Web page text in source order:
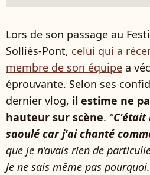
Lors de son passage au
Solliès-Pont, celui qui a
membre de son équipe a
éprouvante. Selon ses
dernier vlog, il estime ne
hauteur sur scène. "C'était
saoulé car j'ai chanté
que je n’avais rien de
Je ne sais même pas